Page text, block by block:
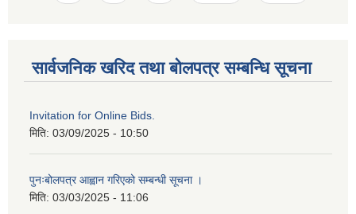
सार्वजनिक खरिद तथा बोलपत्र सम्बन्धि सूचना
Invitation for Online Bids.
मिति: 03/09/2025 - 10:50
पुनःबोलपत्र आह्वान गरिएको सम्बन्धी सूचना ।
मिति: 03/03/2025 - 11:06